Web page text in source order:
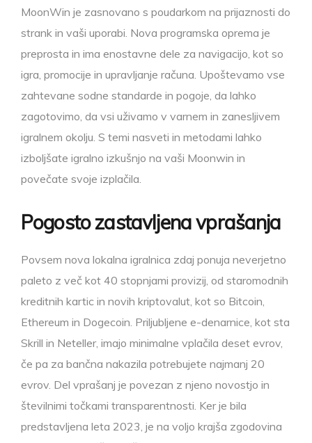
MoonWin je zasnovano s poudarkom na prijaznosti do
strank in vaši uporabi. Nova programska oprema je
preprosta in ima enostavne dele za navigacijo, kot so
igra, promocije in upravljanje računa. Upoštevamo vse
zahtevane sodne standarde in pogoje, da lahko
zagotovimo, da vsi uživamo v varnem in zanesljivem
igralnem okolju. S temi nasveti in metodami lahko
izboljšate igralno izkušnjo na vaši Moonwin in
povečate svoje izplačila.
Pogosto zastavljena vprašanja
Povsem nova lokalna igralnica zdaj ponuja neverjetno
paleto z več kot 40 stopnjami provizij, od staromodnih
kreditnih kartic in novih kriptovalut, kot so Bitcoin,
Ethereum in Dogecoin. Priljubljene e-denarnice, kot sta
Skrill in Neteller, imajo minimalne vplačila deset evrov,
če pa za bančna nakazila potrebujete najmanj 20
evrov. Del vprašanj je povezan z njeno novostjo in
številnimi točkami transparentnosti. Ker je bila
predstavljena leta 2023, je na voljo krajša zgodovina